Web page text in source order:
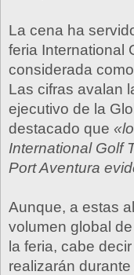
La cena ha
feria International
considerada
Las cifras avalan
ejecutivo de la
destacado que
International Golf
Port Aventura
Aunque, a estas
volumen global
la feria, cabe
realizarán